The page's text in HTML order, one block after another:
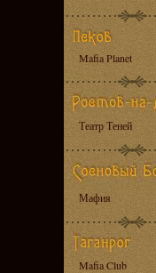
Mafia Planet
Театр Теней
Мафия
Mafia Club